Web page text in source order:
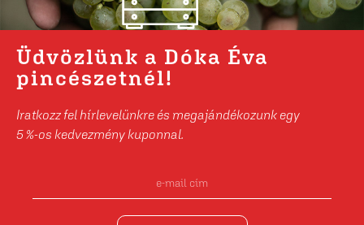
Feliratkozom
Üdvözlünk a Dóka Éva
pincészetnél!
Iratkozz fel hírlevelünkre és megajándékozunk egy
5 %-os kedvezmény kuponnal.